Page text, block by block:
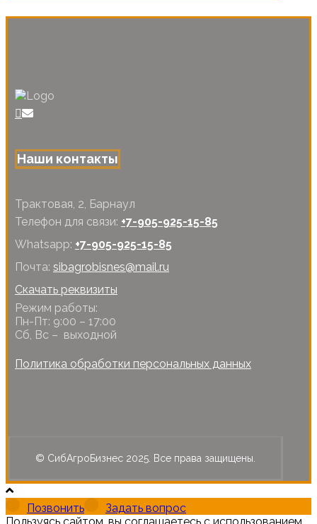
Наши контакты
Трактовая, 2, Барнаул
Телефон для связи: +7-905-925-15-85
Whatsapp: +7-905-925-15-85
Почта: sibagrobisnes@mail.ru
Скачать реквизиты
Режим работы:
Пн-Пт: 9:00 – 17:00
Сб, Вс – выходной
Политика обработки персональных данных
© СибАгроБизнес 2025. Все права защищены.
Позвонить
Задать вопрос